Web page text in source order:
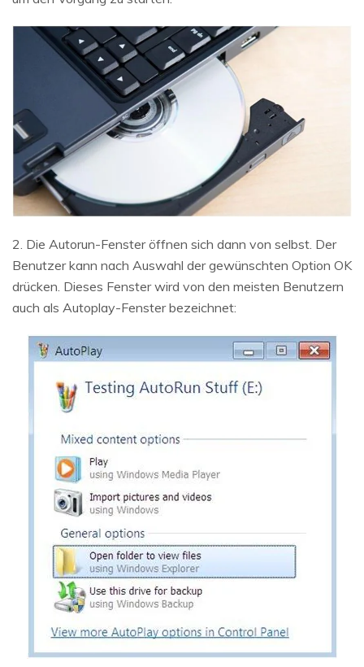
2. Die Autorun-Fenster öffnen sich dann von selbst. Der
Benutzer kann nach Auswahl der gewünschten Option OK
drücken. Dieses Fenster wird von den meisten Benutzern
auch als Autoplay-Fenster bezeichnet: